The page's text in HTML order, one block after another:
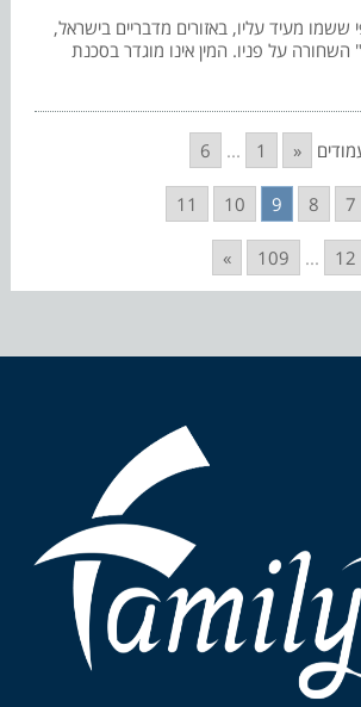
ששמו מעיד עליו, באזורים מדבריים בישראל,
השחורה על פניו. המין אינו מוגדר בסכנת
«
1
...
6
7
8
9
10
11
12
...
109
»